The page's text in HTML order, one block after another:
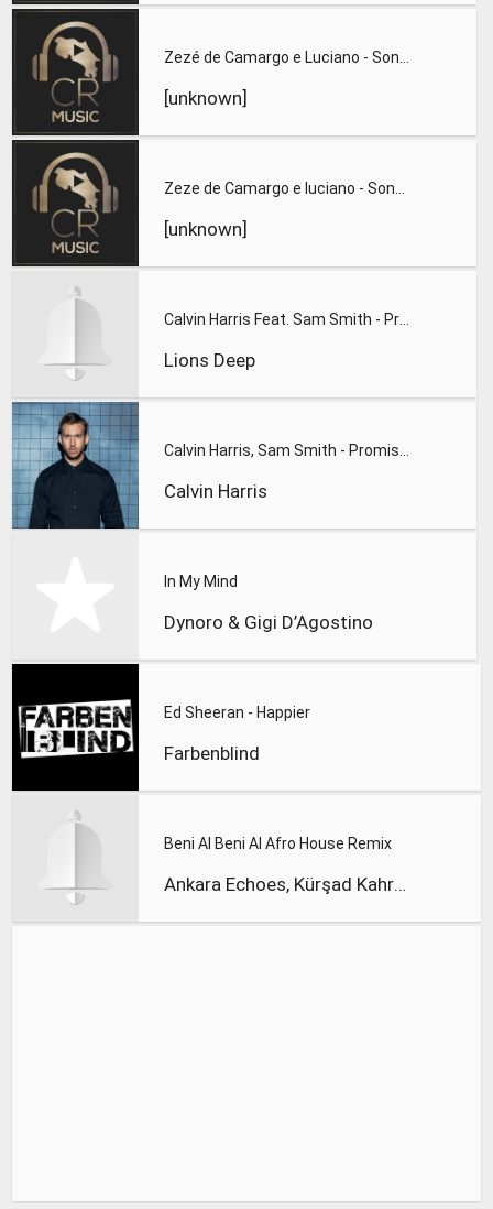
[unknown]
[unknown]
Lions Deep
Calvin Harris
In My Mind
Dynoro & Gigi D’Agostino
Ed Sheeran - Happier
Farbenblind
Beni Al Beni Al Afro House Remix
Ankara Echoes, Kürşad Kahraman